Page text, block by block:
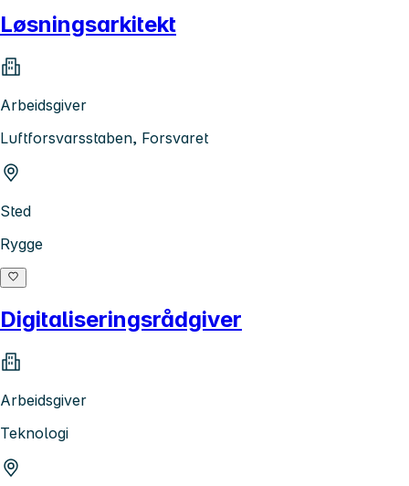
Løsningsarkitekt
Arbeidsgiver
Luftforsvarsstaben, Forsvaret
Sted
Rygge
Digitaliseringsrådgiver
Arbeidsgiver
Teknologi